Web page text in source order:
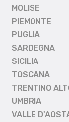
MOLISE
PIEMONTE
PUGLIA
SARDEGNA
SICILIA
TOSCANA
TRENTINO
UMBRIA
VALLE